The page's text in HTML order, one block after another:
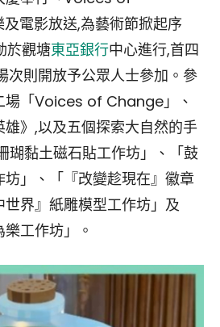
電影放送,為藝術節掀起序
於觀塘東亞銀行中心進行,首四
次則開放予公眾人士參加。參
場「Voices of Change」、
》,以及五個探索大自然的手
瑚黏土磁石貼工作坊」、「鼓
」、「『改變趁現在』徽章
界』紙雕模型工作坊」及
樂工作坊」。